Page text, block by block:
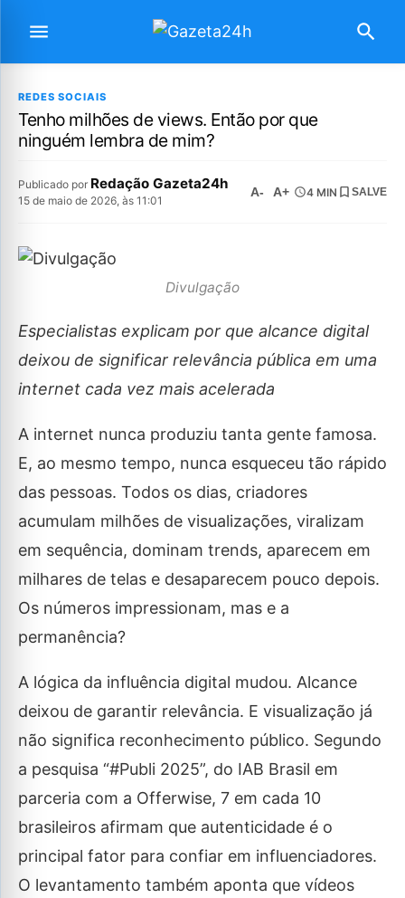
REDES SOCIAIS
Tenho milhões de views. Então por que
ninguém lembra de mim?
Publicado por Redação Gazeta24h
15 de maio de 2026, às 11:01
A- A+ 4 MIN SALVE
Divulgação
Especialistas explicam por que alcance digital
deixou de significar relevância pública em uma
internet cada vez mais acelerada
A internet nunca produziu tanta gente famosa.
E, ao mesmo tempo, nunca esqueceu tão rápido
das pessoas. Todos os dias, criadores
acumulam milhões de visualizações, viralizam
em sequência, dominam trends, aparecem em
milhares de telas e desaparecem pouco depois.
Os números impressionam, mas e a
permanência?
A lógica da influência digital mudou. Alcance
deixou de garantir relevância. E visualização já
não significa reconhecimento público. Segundo
a pesquisa “#Publi 2025”, do IAB Brasil em
parceria com a Offerwise, 7 em cada 10
brasileiros afirmam que autenticidade é o
principal fator para confiar em influenciadores.
O levantamento também aponta que vídeos